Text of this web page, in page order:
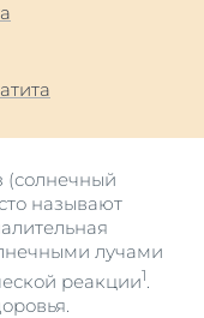
(солнечный
называют
лучами
реакции1.